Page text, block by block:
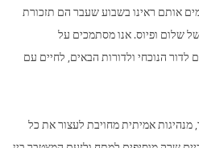
אותם ראינו בשבוע שעבר הם תזכורת
שלום ופיוס. אנו מסתמכים על
לדור הנוכחי ולדורות הבאים, לחיים עם
אמיתית מחויבת לעצור את כל